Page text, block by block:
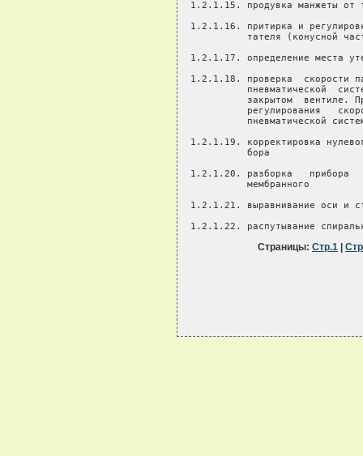
Страницы: Стр.1